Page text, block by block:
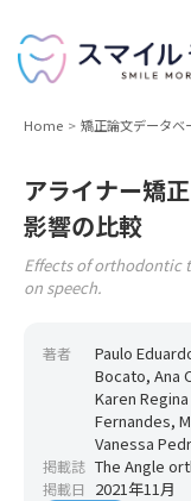
Home 矯正論文データベ
アライナー矯
影響の比較
Effects of orthodontic
on speech.
著者
Paulo
Bocato, Ana
Karen
Fernandes,
Vanessa
掲載誌 The Angle
掲載日 2021年11月